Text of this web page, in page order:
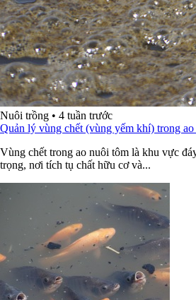
Nuôi trồng • 4 tuần trước
Quản lý vùng chết (vùng yếm khí) trong
Vùng chết trong ao nuôi tôm là khu vực
trọng, nơi tích tụ chất hữu cơ và...